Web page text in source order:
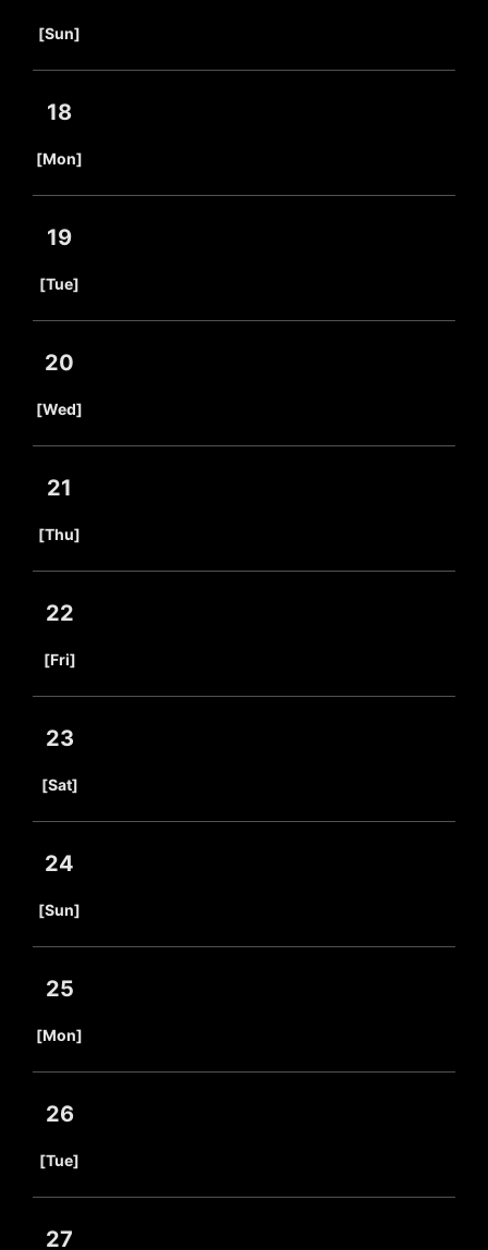
[Sun]
18
[Mon]
19
[Tue]
20
[Wed]
21
[Thu]
22
[Fri]
23
[Sat]
24
[Sun]
25
[Mon]
26
[Tue]
27